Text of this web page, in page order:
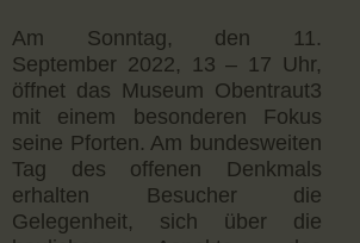
Am Sonntag, den 11.
September 2022, 13 – 17 Uhr,
öffnet das Museum Obentraut3
mit einem besonderen Fokus
seine Pforten. Am bundesweiten
Tag des offenen Denkmals
erhalten Besucher die
Gelegenheit, sich über die